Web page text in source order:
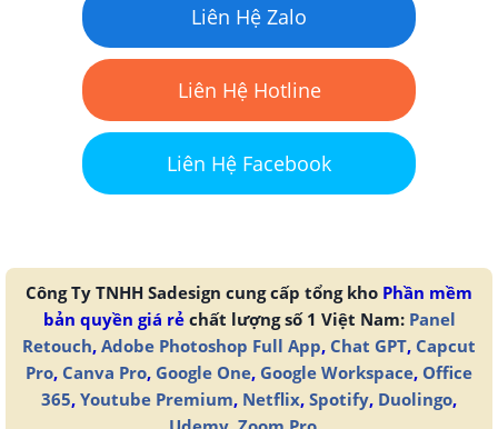
Liên Hệ Zalo
Liên Hệ Hotline
Liên Hệ Facebook
Công Ty TNHH Sadesign cung cấp tổng kho Phần mềm
bản quyền giá rẻchất lượng số 1 Việt Nam: Panel
Retouch, Adobe Photoshop Full App, Chat GPT, Capcut
Pro, Canva Pro, Google One, Google Workspace, Office
365, Youtube Premium, Netflix, Spotify, Duolingo,